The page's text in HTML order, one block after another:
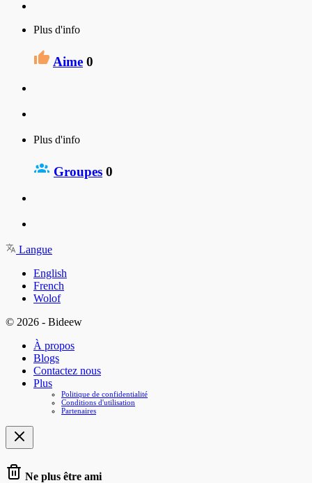
Plus d'info
Aime 0
Plus d'info
Groupes 0
Langue
English
French
Wolof
© 2026 - Bideew
À propos
Blogs
Contactez nous
Plus
Politique de confidentialité
Conditions d'utilisation
Partenaires
Ne plus être ami